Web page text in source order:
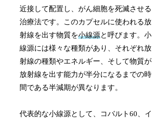
近接して配置し、がん細胞を死滅させる
治療法です。このカプセルに使われる放
射線を出す物質を小線源と呼びます。小
線源には様々な種類があり、それぞれ放
射線の種類やエネルギー、そして物質が
放射線を出す能力が半分になるまでの時
間である半減期が異なります。
代表的な小線源として、コバルト60、イ